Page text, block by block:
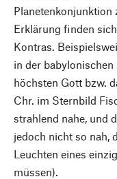
Planetenkonjunktion
Erklärung finden
Kontras.
in der
höchsten Gott bzw.
Chr. im Sternbild
strahlend nahe, und
jedoch nicht so nah,
Leuchten eines
müssen).